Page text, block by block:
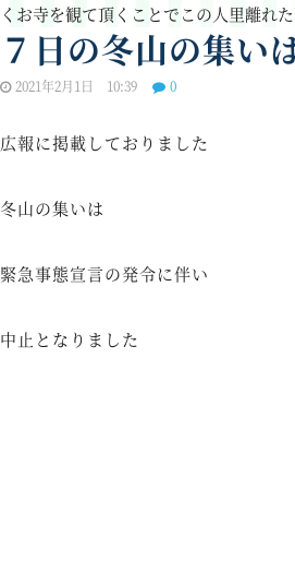
くお寺を観て頂くことでこの人里離れ
７日の冬山の集い
2021年2月1日 10:39 0
広報に掲載しておりました
冬山の集いは
緊急事態宣言の発令に伴い
中止となりました